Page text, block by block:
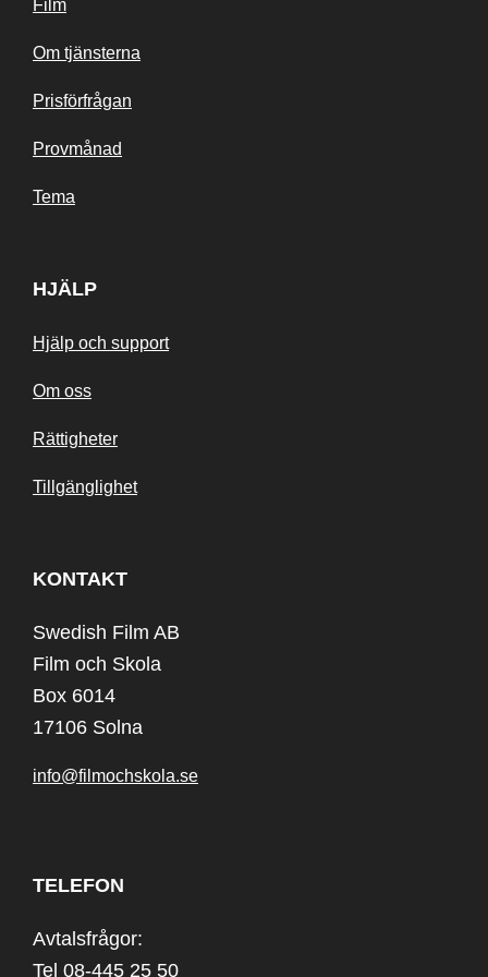
Film
Om tjänsterna
Prisförfrågan
Provmånad
Tema
HJÄLP
Hjälp och support
Om oss
Rättigheter
Tillgänglighet
KONTAKT
Swedish Film AB
Film och Skola
Box 6014
17106 Solna
info@filmochskola.se
TELEFON
Avtalsfrågor:
Tel 08-445 25 50